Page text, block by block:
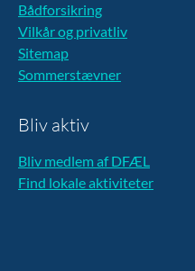
Bådforsikring
Vilkår og privatliv
Sitemap
Sommerstævner
Bliv aktiv
Bliv medlem af DFÆL
Find lokale aktiviteter